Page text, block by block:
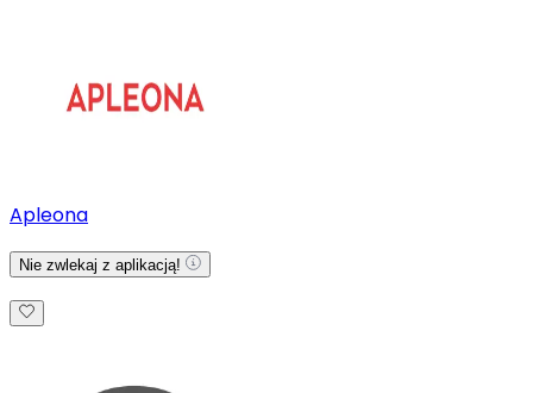
Apleona
Nie zwlekaj z aplikacją!